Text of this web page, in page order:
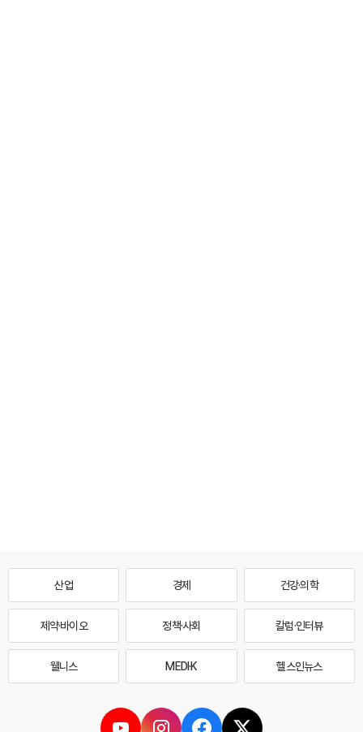
산업 경제 건강·의학
제약·바이오 정책·사회 칼럼·인터뷰
웰니스 MEDI·K 헬스인뉴스